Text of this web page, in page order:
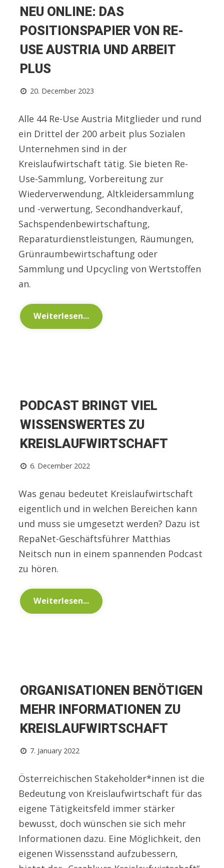
NEU ONLINE: DAS
POSITIONSPAPIER VON RE-
USE AUSTRIA UND ARBEIT
PLUS
20. December 2023
Alle 44 Re-Use Austria Mitglieder und rund
ein Drittel der 200 arbeit plus Sozialen
Unternehmen sind in der
Kreislaufwirtschaft tätig. Sie bieten Re-
Use-Sammlung, Vorbereitung zur
Wiederverwendung, Altkleidersammlung
und -verwertung, Secondhandverkauf,
Sachspendenbewirtschaftung,
Reparaturdienstleistungen, Räumungen,
Grünraumbewirtschaftung oder
Sammlung und Upcycling von Wertstoffen
an.
Weiterlesen...
PODCAST BRINGT VIEL
WISSENSWERTES ZU
KREISLAUFWIRTSCHAFT
6. December 2022
Was genau bedeutet Kreislaufwirtschaft
eigentlich und in welchen Bereichen kann
und muss sie umgesetzt werden? Dazu ist
RepaNet-Geschäftsführer Matthias
Neitsch nun in einem spannenden Podcast
zu hören.
Weiterlesen...
ORGANISATIONEN BENÖTIGEN
MEHR INFORMATIONEN ZU
KREISLAUFWIRTSCHAFT
7. January 2022
Österreichischen Stakeholder*innen ist die
Bedeutung von Kreislaufwirtschaft für das
eigene Tätigkeitsfeld immer stärker
bewusst, doch wünschen sie sich mehr
Informationen dazu. Eine Möglichkeit, den
eigenen Wissensstand aufzubessern,